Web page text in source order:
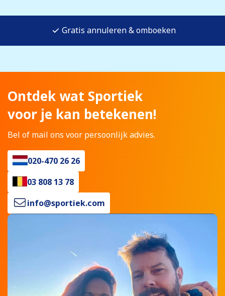
Gratis annuleren & omboeken
Ontdek wat Sportiek
voor je kan betekenen!
Bel of mail ons voor persoonlijk advies.
020-470 26 26
03 808 13 78
info@sportiek.com